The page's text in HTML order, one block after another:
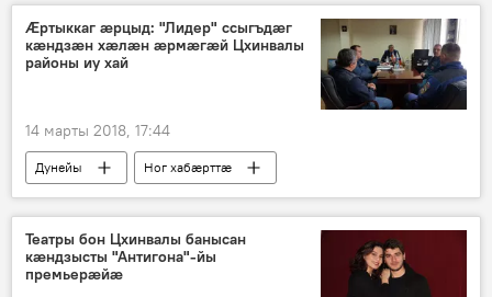
Ӕртыккаг æрцыд: "Лидер" ссыгъдæг
кæндзæн хæлæн æрмæгæй Цхинвалы
районы иу хай
14 марты 2018, 17:44
Дунейы
Ног хабӕрттӕ
Хуссар Ирыстоны
Театры бон Цхинвалы банысан
кæндзысты "Антигона"-йы
премьерæйæ